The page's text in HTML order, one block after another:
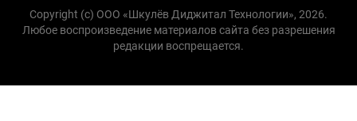
Copyright (с) ООО «Шкулёв Диджитал Технологии», 2026.
Любое воспроизведение материалов сайта без разрешения
редакции воспрещается.